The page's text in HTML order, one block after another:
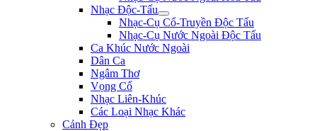
Nhạc Độc-Tấu
Nhạc-Cụ Cổ-Truyền Độc Tấu
Nhạc-Cụ Nước Ngoài Độc Tấu
Ca Khúc Nước Ngoài
Dân Ca
Ngâm Thơ
Vọng Cổ
Nhạc Liên-Khúc
Các Loại Nhạc Khác
Cảnh Đẹp